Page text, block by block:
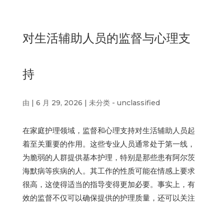
对生活辅助人员的监督与心理支
持
由 | 6 月 29, 2026 | 未分类 - unclassified
在家庭护理领域，监督和心理支持对生活辅助人员起
着至关重要的作用。这些专业人员通常处于第一线，
为脆弱的人群提供基本护理，特别是那些患有阿尔茨
海默病等疾病的人。其工作的性质可能在情感上要求
很高，这使得适当的指导变得更加必要。事实上，有
效的监督不仅可以确保提供的护理质量，还可以关注